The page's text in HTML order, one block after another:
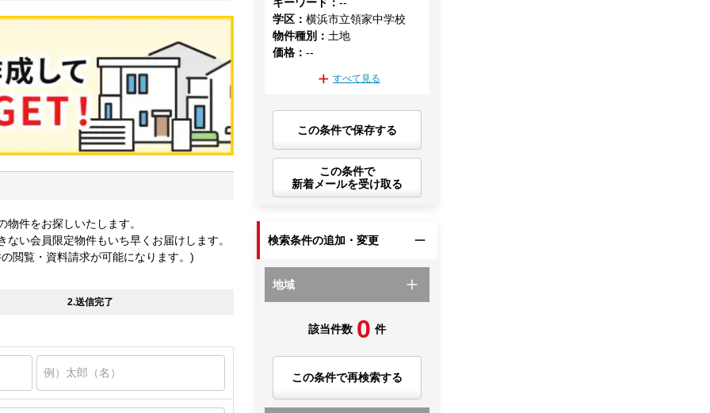
件をお探しいたします。
い会員限定物件もいち早くお届けします。
閲覧・資料請求が可能になります。)
2.送信完了
学区 ：横浜市立領家中学校
物件種別 ： 土地
価格 ：--
すべて見る
この条件で保存する
この条件で
新着メールを受け取る
検索条件の追加・変更
地域
該当件数 0 件
この条件で再検索する